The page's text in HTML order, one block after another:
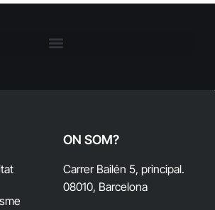
ON SOM?
Carrer Bailén 5, principal.
08010, Barcelona